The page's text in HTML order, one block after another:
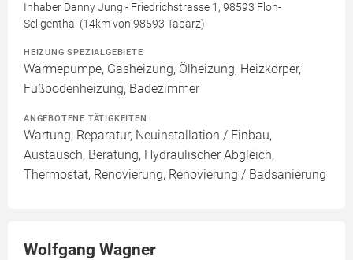
Inhaber Danny Jung - Friedrichstrasse 1, 98593 Floh-
Seligenthal (14km von 98593 Tabarz)
HEIZUNG SPEZIALGEBIETE
Wärmepumpe, Gasheizung, Ölheizung, Heizkörper,
Fußbodenheizung, Badezimmer
ANGEBOTENE TÄTIGKEITEN
Wartung, Reparatur, Neuinstallation / Einbau,
Austausch, Beratung, Hydraulischer Abgleich,
Thermostat, Renovierung, Renovierung / Badsanierung
Wolfgang Wagner